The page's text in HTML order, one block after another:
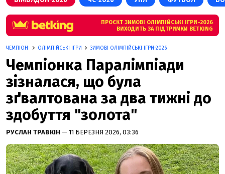
ПРОЄКТ ЗИМОВІ ОЛІМПІЙСЬКІ ІГРИ-2026
ВИХОДИТЬ ЗА ПІДТРИМКИ BETKING
ЧЕМПІОН ОЛІМПІЙСЬКІ ІГРИ ЗИМОВІ ОЛІМПІЙСЬКІ ІГРИ-2026
Чемпіонка Паралімпіади
зізналася, що була
зґвалтована за два тижні до
здобуття "золота"
РУСЛАН ТРАВКІН — 11 БЕРЕЗНЯ 2026, 03:36